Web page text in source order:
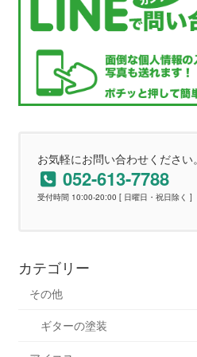
お気軽にお問い合わせください。
052-613-7788
受付時間 10:00-20:00 [ 日曜日・祝日除く ]
カテゴリー
その他
ギターの塗装